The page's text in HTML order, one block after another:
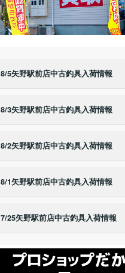
8/5矢野駅前店中古釣具入荷情報
8/3矢野駅前店中古釣具入荷情報
8/2矢野駅前店中古釣具入荷情報
8/1矢野駅前店中古釣具入荷情報
7/25矢野駅前店中古釣具入荷情報